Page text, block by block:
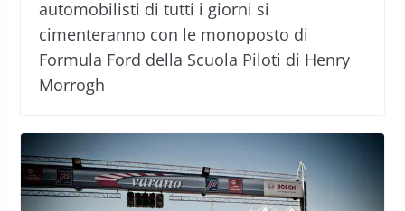
automobilisti di tutti i giorni si
cimenteranno con le monoposto di
Formula Ford della Scuola Piloti di Henry
Morrogh